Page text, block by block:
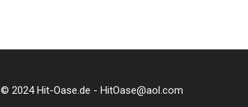
© 2024 Hit-Oase.de - HitOase@aol.com